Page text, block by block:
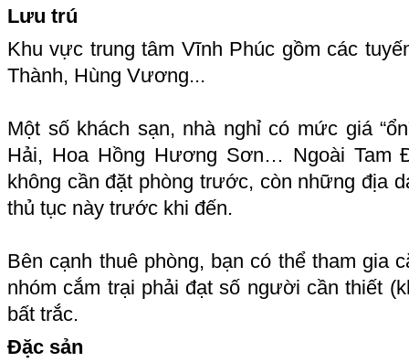
Lưu trú
Khu vực trung tâm Vĩnh Phúc gồm các
Thành, Hùng Vương...
Một số khách sạn, nhà nghỉ có mức giá
Hải, Hoa Hồng Hương Sơn… Ngoài Tam
không cần đặt phòng trước, còn những địa
thủ tục này trước khi đến.
Bên cạnh thuê phòng, bạn có thể tham gia
nhóm cắm trại phải đạt số người cần thiết
bất trắc.
Đặc sản